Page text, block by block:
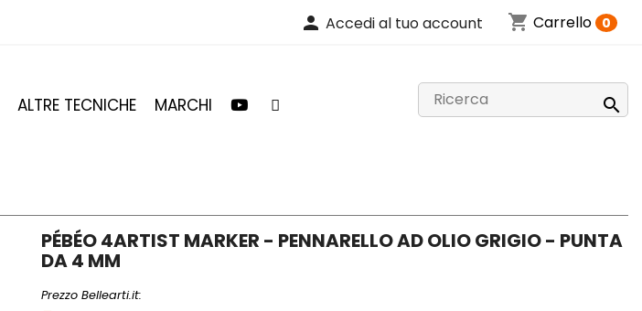
person Accedi al tuo account shopping_cart Carrello 0
ALTRE TECNICHE MARCHI 
PÉBÉO 4ARTIST MARKER - PENNARELLO AD OLIO GRIGIO - PUNTA
DA 4 MM
Prezzo Bellearti.it: